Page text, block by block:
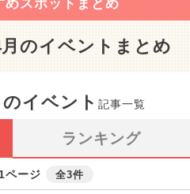
めスポットまとめ
のイベントまとめ
イベント記事一覧
ランキング
ページ 全3件